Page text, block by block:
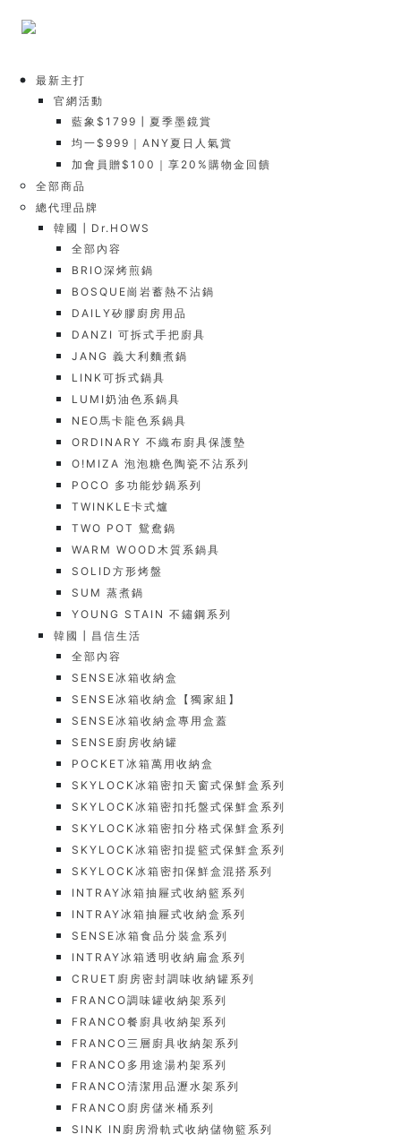
最新主打
官網活動
藍象$1799┃夏季墨鏡賞
均一$999｜ANY夏日人氣賞
加會員贈$100｜享20%購物金回饋
全部商品
總代理品牌
韓國┃Dr.HOWS
全部內容
BRIO深烤煎鍋
BOSQUE崗岩蓄熱不沾鍋
DAILY矽膠廚房用品
DANZI 可拆式手把廚具
JANG 義大利麵煮鍋
LINK可拆式鍋具
LUMI奶油色系鍋具
NEO馬卡龍色系鍋具
ORDINARY 不織布廚具保護墊
O!MIZA 泡泡糖色陶瓷不沾系列
POCO 多功能炒鍋系列
TWINKLE卡式爐
TWO POT 鴛鴦鍋
WARM WOOD木質系鍋具
SOLID方形烤盤
SUM 蒸煮鍋
YOUNG STAIN 不鏽鋼系列
韓國┃昌信生活
全部內容
SENSE冰箱收納盒
SENSE冰箱收納盒【獨家組】
SENSE冰箱收納盒專用盒蓋
SENSE廚房收納罐
POCKET冰箱萬用收納盒
SKYLOCK冰箱密扣天窗式保鮮盒系列
SKYLOCK冰箱密扣托盤式保鮮盒系列
SKYLOCK冰箱密扣分格式保鮮盒系列
SKYLOCK冰箱密扣提籃式保鮮盒系列
SKYLOCK冰箱密扣保鮮盒混搭系列
INTRAY冰箱抽屜式收納籃系列
INTRAY冰箱抽屜式收納盒系列
SENSE冰箱食品分裝盒系列
INTRAY冰箱透明收納扁盒系列
CRUET廚房密封調味收納罐系列
FRANCO調味罐收納架系列
FRANCO餐廚具收納架系列
FRANCO三層廚具收納架系列
FRANCO多用途湯杓架系列
FRANCO清潔用品瀝水架系列
FRANCO廚房儲米桶系列
SINK IN廚房滑軌式收納儲物籃系列